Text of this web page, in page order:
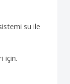
su ile
için.